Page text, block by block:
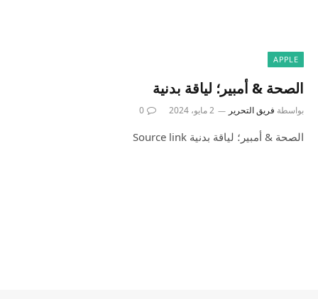
APPLE
الصحة & أمبير؛ لياقة بدنية
بواسطة فريق التحرير 2 مايو، 2024 0
الصحة & أمبير؛ لياقة بدنية Source link